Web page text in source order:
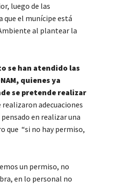
luego de las
que el munícipe está
al plantear la
se han atendido las
quienes ya
se pretende realizar
adecuaciones
en realizar una
que “si no hay permiso,
un permiso, no
en lo personal no